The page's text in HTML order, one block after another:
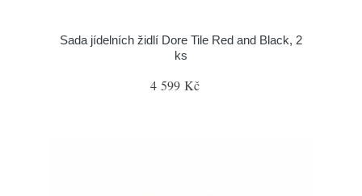
Sada jídelních židlí Dore Tile Red and Black, 2
ks
4 599 Kč